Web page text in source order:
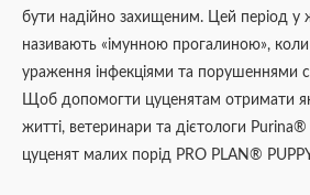
бути надійно захищеним. Цей період у
називають «імунною прогалиною», коли
ураження інфекціями та порушеннями
Щоб допомогти цуценятам отримати
житті, ветеринари та дієтологи
цуценят малих порід PRO PLAN®